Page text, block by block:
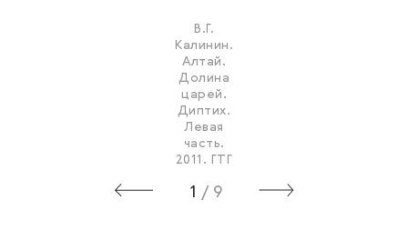
В.Г.
Калинин.
Алтай.
Долина
царей.
Диптих.
Левая
часть.
2011. ГТГ
1 / 9